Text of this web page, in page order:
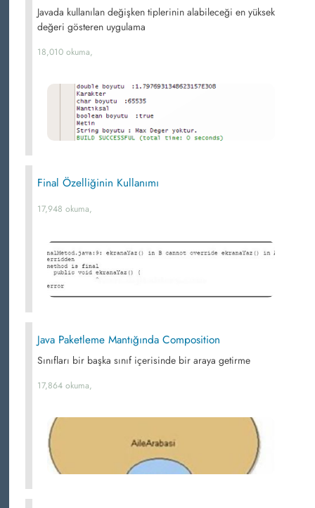
Javada kullanılan değişken tiplerinin alabileceği en yüksek
değeri gösteren uygulama
18,010 okuma,
Final Özelliğinin Kullanımı
17,948 okuma,
Java Paketleme Mantığında Composition
Sınıfları bir başka sınıf içerisinde bir araya getirme
17,864 okuma,